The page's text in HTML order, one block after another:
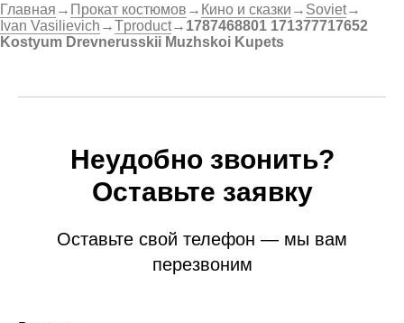
Главная → Прокат костюмов → Кино и сказки → Soviet→
Ivan Vasilievich →Tproduct→ 1787468801 171377717652
Kostyum Drevnerusskii Muzhskoi Kupets
Неудобно звонить?
Оставьте заявку
Оставьте свой телефон — мы вам
перезвоним